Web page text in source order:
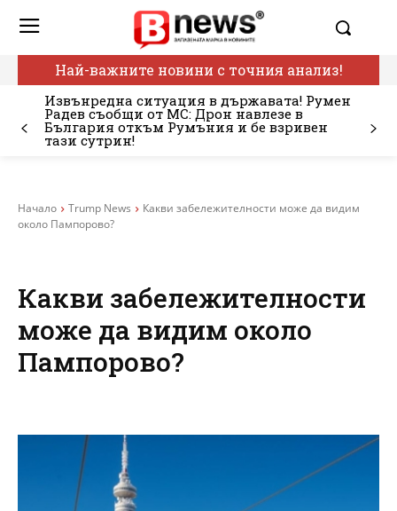
Най-важните новини с точния анализ!
Извънредна ситуация в държавата! Румен
Радев съобщи от МС: Дрон навлезе в
България откъм Румъния и бе взривен
тази сутрин!
Начало Trump News
Какви забележителности може да видим
около Пампорово?
Какви забележителности
може да видим около
Пампорово?